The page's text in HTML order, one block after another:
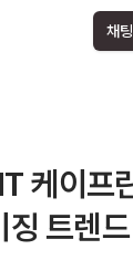
채
이프
트렌